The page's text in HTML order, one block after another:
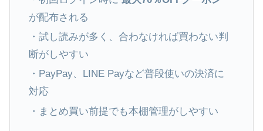
が配布される
・試し読みが多く、合わなければ買わない判
断がしやすい
・PayPay、LINE Payなど普段使いの決済に
対応
・まとめ買い前提でも本棚管理がしやすい